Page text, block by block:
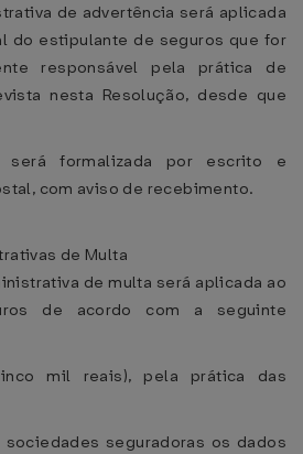
de advertência será aplicada
do estipulante de seguros que for
responsável pela prática de
nesta Resolução, desde que
será formalizada por escrito e
com aviso de recebimento.
de Multa
de multa será aplicada ao
de acordo com a seguinte
mil reais), pela prática das
seguradoras os dados